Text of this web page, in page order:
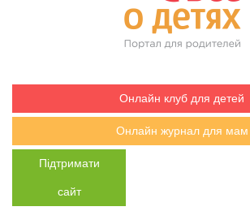
Онлайн клуб для детей
Онлайн журнал для мам
Підтримати
сайт